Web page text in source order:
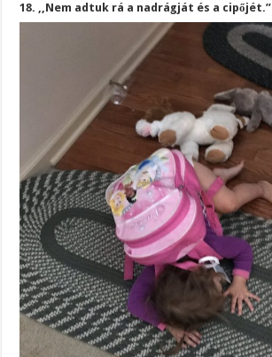
18. ,,Nem adtuk rá a nadrágját és a cipőjét.”